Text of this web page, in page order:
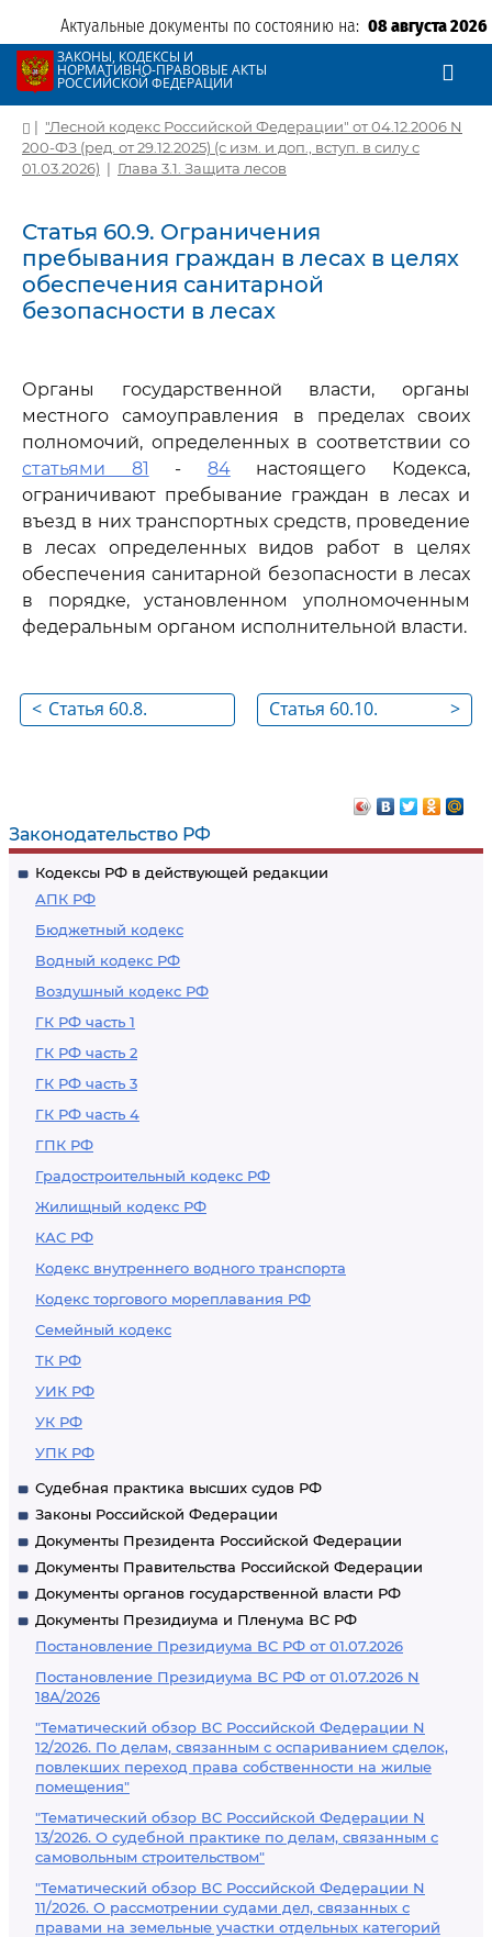
Актуальные документы по состоянию на: 08 августа 2026
ЗАКОНЫ, КОДЕКСЫ И
НОРМАТИВНО-ПРАВОВЫЕ АКТЫ
РОССИЙСКОЙ ФЕДЕРАЦИИ
Законодательство РФ
Кодексы РФ в действующей редакции
АПК РФ
Бюджетный кодекс
Водный кодекс РФ
Воздушный кодекс РФ
ГК РФ часть 1
ГК РФ часть 2
ГК РФ часть 3
ГК РФ часть 4
ГПК РФ
Градостроительный кодекс РФ
Жилищный кодекс РФ
КАС РФ
Кодекс внутреннего водного транспорта
Кодекс торгового мореплавания РФ
Семейный кодекс
ТК РФ
УИК РФ
УК РФ
УПК РФ
Судебная практика высших судов РФ
Законы Российской Федерации
Документы Президента Российской Федерации
Документы Правительства Российской Федерации
Документы органов государственной власти РФ
Документы Президиума и Пленума ВС РФ
Постановление Президиума ВС РФ от 01.07.2026
Постановление Президиума ВС РФ от 01.07.2026 N
18А/2026
"Тематический обзор ВС Российской Федерации N
12/2026. По делам, связанным с оспариванием сделок,
повлекших переход права собственности на жилые
помещения"
"Тематический обзор ВС Российской Федерации N
13/2026. О судебной практике по делам, связанным с
самовольным строительством"
"Тематический обзор ВС Российской Федерации N
11/2026. О рассмотрении судами дел, связанных с
правами на земельные участки отдельных категорий
| "Лесной кодекс Российской Федерации" от 04.12.2006 N
200-ФЗ (ред. от 29.12.2025) (с изм. и доп., вступ. в силу с
01.03.2026) | Глава 3.1. Защита лесов
Статья 60.9. Ограничения
пребывания граждан в лесах в целях
обеспечения санитарной
безопасности в лесах
Органы государственной власти, органы
местного самоуправления в пределах своих
полномочий, определенных в соответствии со
статьями 81 - 84настоящего Кодекса,
ограничивают пребывание граждан в лесах и
въезд в них транспортных средств, проведение
в лесах определенных видов работ в целях
обеспечения санитарной безопасности в лесах
в порядке, установленном уполномоченным
федеральным органом исполнительной власти.
< Статья 60.8.
>
Статья 60.10.